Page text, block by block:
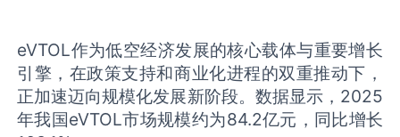
eVTOL作为低空经济发展的核心载体与重要增长
引擎，在政策支持和商业化进程的双重推动下，
正加速迈向规模化发展新阶段。数据显示，2025
年我国eVTOL市场规模约为84.2亿元，同比增长